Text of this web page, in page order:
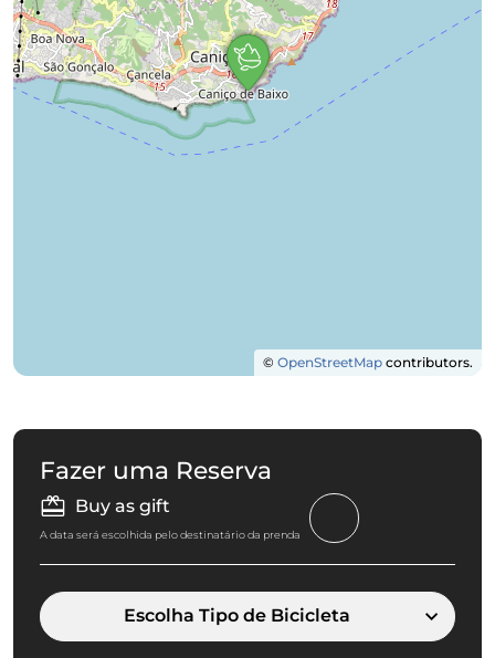
© OpenStreetMap contributors.
Fazer uma Reserva
Buy as gift
A data será escolhida pelo destinatário da prenda
Escolha Tipo de Bicicleta